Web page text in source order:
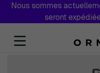
Nous sommes
seront